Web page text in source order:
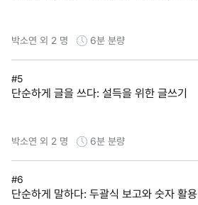
박소연 외 2 명 6분 분량
#5
단순하게 글을 쓰다: 설득을 위한 글쓰기
박소연 외 2 명 6분 분량
#6
단순하게 말하다: 두괄식 보고와 숫자 활용